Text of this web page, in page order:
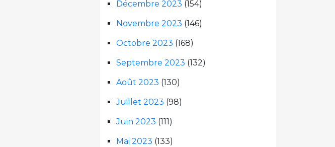
Décembre 2023 (154)
Novembre 2023 (146)
Octobre 2023 (168)
Septembre 2023 (132)
Août 2023 (130)
Juillet 2023 (98)
Juin 2023 (111)
Mai 2023 (133)